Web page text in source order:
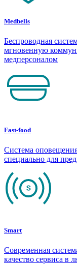
Medbells
Беспроводная
мгновенную
медперсоналом
Fast-food
Система
специально для
Smart
Современная
качество сервиса в